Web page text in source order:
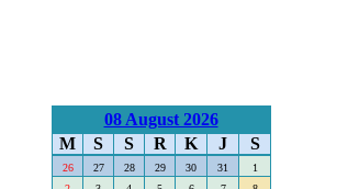
08 August 2026
M
S S R K J S
26 27 28 29 30 31
1